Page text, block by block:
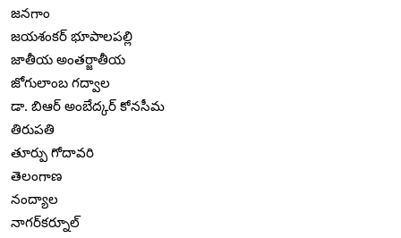
జనగాం
జయశంకర్ భూపాలపల్లి
జాతీయ అంతర్జాతీయ
జోగులాంబ గద్వాల
డా. బిఆర్ అంబేద్కర్ కోనసీమ
తిరుపతి
తూర్పు గోదావరి
తెలంగాణ
నంద్యాల
నాగర్‌కర్నూల్